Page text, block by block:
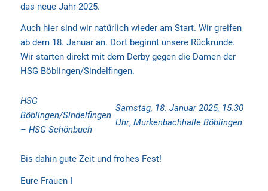
das neue Jahr 2025.
Auch hier sind wir natürlich wieder am Start. Wir greifen
ab dem 18. Januar an. Dort beginnt unsere Rückrunde.
Wir starten direkt mit dem Derby gegen die Damen der
HSG Böblingen/Sindelfingen.
HSG
Böblingen/Sindelfingen
– HSG Schönbuch
Samstag, 18. Januar 2025, 15.30
Uhr, Murkenbachhalle Böblingen
Bis dahin gute Zeit und frohes Fest!
Eure Frauen I